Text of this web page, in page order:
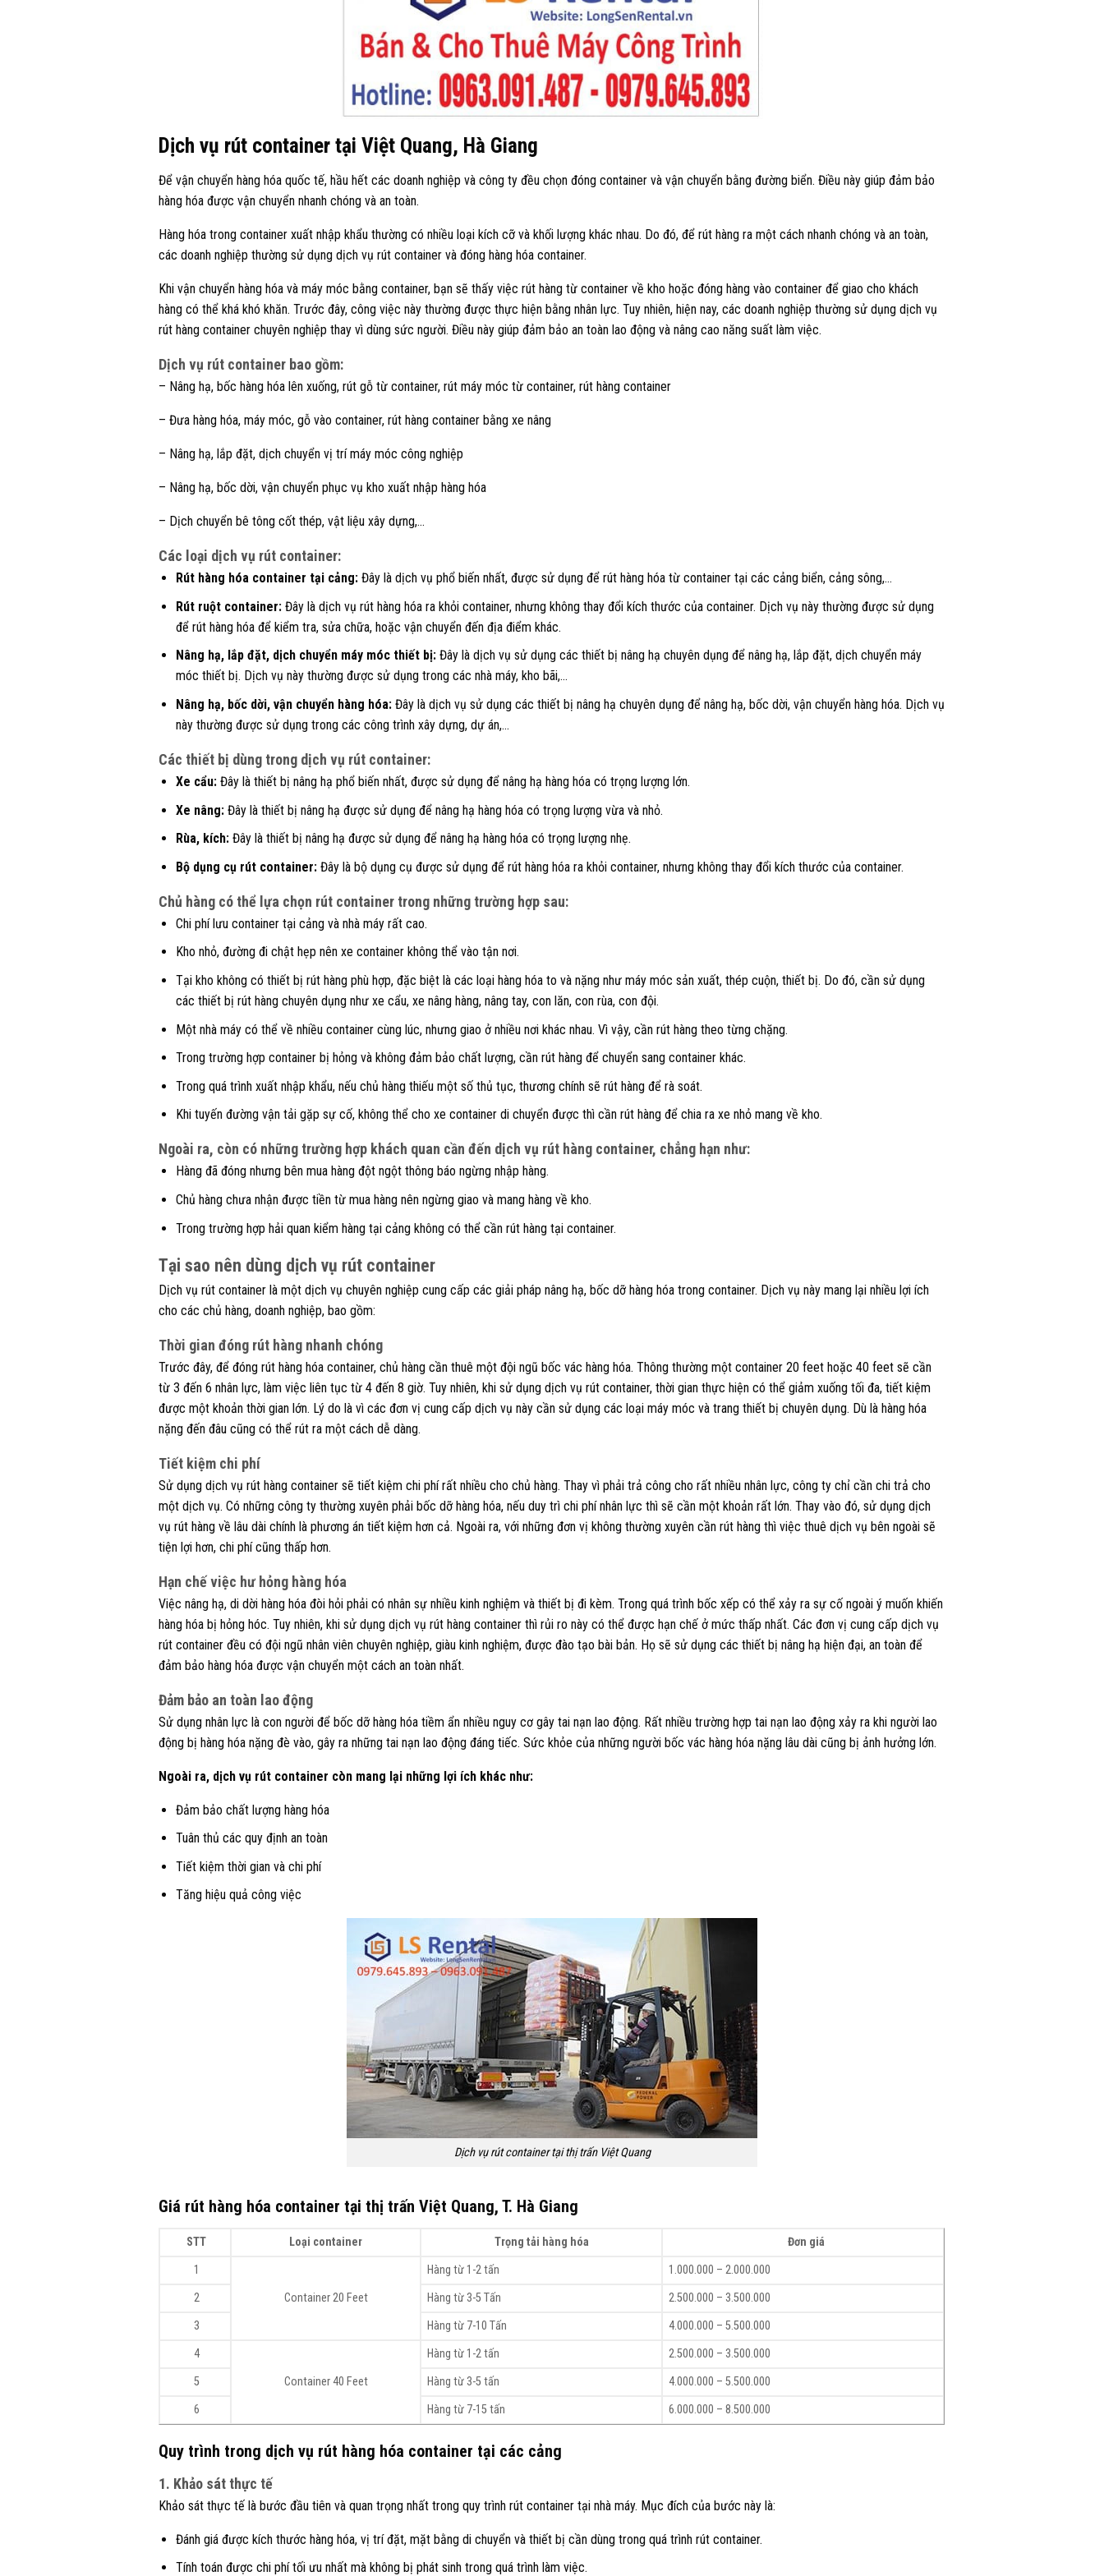
Dịch vụ rút container tại Việt Quang, Hà Giang
Để vận chuyển hàng hóa quốc tế, hầu hết các doanh nghiệp và công ty đều chọn đóng container và vận chuyển bằng đường biển. Điều này giúp đảm bảo
hàng hóa được vận chuyển nhanh chóng và an toàn.
Hàng hóa trong container xuất nhập khẩu thường có nhiều loại kích cỡ và khối lượng khác nhau. Do đó, để rút hàng ra một cách nhanh chóng và an toàn,
các doanh nghiệp thường sử dụng dịch vụ rút container và đóng hàng hóa container.
Khi vận chuyển hàng hóa và máy móc bằng container, bạn sẽ thấy việc rút hàng từ container về kho hoặc đóng hàng vào container để giao cho khách
hàng có thể khá khó khăn. Trước đây, công việc này thường được thực hiện bằng nhân lực. Tuy nhiên, hiện nay, các doanh nghiệp thường sử dụng dịch vụ
rút hàng container chuyên nghiệp thay vì dùng sức người. Điều này giúp đảm bảo an toàn lao động và nâng cao năng suất làm việc.
Dịch vụ rút container bao gồm:
– Nâng hạ, bốc hàng hóa lên xuống, rút gỗ từ container, rút máy móc từ container, rút hàng container
– Đưa hàng hóa, máy móc, gỗ vào container, rút hàng container bằng xe nâng
– Nâng hạ, lắp đặt, dịch chuyển vị trí máy móc công nghiệp
– Nâng hạ, bốc dời, vận chuyển phục vụ kho xuất nhập hàng hóa
– Dịch chuyển bê tông cốt thép, vật liệu xây dựng,…
Các loại dịch vụ rút container:
Rút hàng hóa container tại cảng: Đây là dịch vụ phổ biến nhất, được sử dụng để rút hàng hóa từ container tại các cảng biển, cảng sông,…
Rút ruột container: Đây là dịch vụ rút hàng hóa ra khỏi container, nhưng không thay đổi kích thước của container. Dịch vụ này thường được sử dụng
để rút hàng hóa để kiểm tra, sửa chữa, hoặc vận chuyển đến địa điểm khác.
Nâng hạ, lắp đặt, dịch chuyển máy móc thiết bị: Đây là dịch vụ sử dụng các thiết bị nâng hạ chuyên dụng để nâng hạ, lắp đặt, dịch chuyển máy
móc thiết bị. Dịch vụ này thường được sử dụng trong các nhà máy, kho bãi,…
Nâng hạ, bốc dời, vận chuyển hàng hóa: Đây là dịch vụ sử dụng các thiết bị nâng hạ chuyên dụng để nâng hạ, bốc dời, vận chuyển hàng hóa. Dịch vụ
này thường được sử dụng trong các công trình xây dựng, dự án,…
Các thiết bị dùng trong dịch vụ rút container:
Xe cẩu: Đây là thiết bị nâng hạ phổ biến nhất, được sử dụng để nâng hạ hàng hóa có trọng lượng lớn.
Xe nâng: Đây là thiết bị nâng hạ được sử dụng để nâng hạ hàng hóa có trọng lượng vừa và nhỏ.
Rùa, kích: Đây là thiết bị nâng hạ được sử dụng để nâng hạ hàng hóa có trọng lượng nhẹ.
Bộ dụng cụ rút container: Đây là bộ dụng cụ được sử dụng để rút hàng hóa ra khỏi container, nhưng không thay đổi kích thước của container.
Chủ hàng có thể lựa chọn rút container trong những trường hợp sau:
Chi phí lưu container tại cảng và nhà máy rất cao.
Kho nhỏ, đường đi chật hẹp nên xe container không thể vào tận nơi.
Tại kho không có thiết bị rút hàng phù hợp, đặc biệt là các loại hàng hóa to và nặng như máy móc sản xuất, thép cuộn, thiết bị. Do đó, cần sử dụng
các thiết bị rút hàng chuyên dụng như xe cẩu, xe nâng hàng, nâng tay, con lăn, con rùa, con đội.
Một nhà máy có thể về nhiều container cùng lúc, nhưng giao ở nhiều nơi khác nhau. Vì vậy, cần rút hàng theo từng chặng.
Trong trường hợp container bị hỏng và không đảm bảo chất lượng, cần rút hàng để chuyển sang container khác.
Trong quá trình xuất nhập khẩu, nếu chủ hàng thiếu một số thủ tục, thương chính sẽ rút hàng để rà soát.
Khi tuyến đường vận tải gặp sự cố, không thể cho xe container di chuyển được thì cần rút hàng để chia ra xe nhỏ mang về kho.
Ngoài ra, còn có những trường hợp khách quan cần đến dịch vụ rút hàng container, chẳng hạn như:
Hàng đã đóng nhưng bên mua hàng đột ngột thông báo ngừng nhập hàng.
Chủ hàng chưa nhận được tiền từ mua hàng nên ngừng giao và mang hàng về kho.
Trong trường hợp hải quan kiểm hàng tại cảng không có thể cần rút hàng tại container.
Tại sao nên dùng dịch vụ rút container
Dịch vụ rút container là một dịch vụ chuyên nghiệp cung cấp các giải pháp nâng hạ, bốc dỡ hàng hóa trong container. Dịch vụ này mang lại nhiều lợi ích
cho các chủ hàng, doanh nghiệp, bao gồm:
Thời gian đóng rút hàng nhanh chóng
Trước đây, để đóng rút hàng hóa container, chủ hàng cần thuê một đội ngũ bốc vác hàng hóa. Thông thường một container 20 feet hoặc 40 feet sẽ cần
từ 3 đến 6 nhân lực, làm việc liên tục từ 4 đến 8 giờ. Tuy nhiên, khi sử dụng dịch vụ rút container, thời gian thực hiện có thể giảm xuống tối đa, tiết kiệm
được một khoản thời gian lớn. Lý do là vì các đơn vị cung cấp dịch vụ này cần sử dụng các loại máy móc và trang thiết bị chuyên dụng. Dù là hàng hóa
nặng đến đâu cũng có thể rút ra một cách dễ dàng.
Tiết kiệm chi phí
Sử dụng dịch vụ rút hàng container sẽ tiết kiệm chi phí rất nhiều cho chủ hàng. Thay vì phải trả công cho rất nhiều nhân lực,công ty chỉ cần chi trả cho
một dịch vụ. Có những công ty thường xuyên phải bốc dỡ hàng hóa, nếu duy trì chi phí nhân lực thì sẽ cần một khoản rất lớn. Thay vào đó, sử dụng dịch
vụ rút hàng về lâu dài chính là phương án tiết kiệm hơn cả. Ngoài ra, với những đơn vị không thường xuyên cần rút hàng thì việc thuê dịch vụ bên ngoài sẽ
tiện lợi hơn, chi phí cũng thấp hơn.
Hạn chế việc hư hỏng hàng hóa
Việc nâng hạ, di dời hàng hóa đòi hỏi phải có nhân sự nhiều kinh nghiệm và thiết bị đi kèm. Trong quá trình bốc xếp có thể xảy ra sự cố ngoài ý muốn khiến
hàng hóa bị hỏng hóc. Tuy nhiên, khi sử dụng dịch vụ rút hàng container thì rủi ro này có thể được hạn chế ở mức thấp nhất. Các đơn vị cung cấp dịch vụ
rút container đều có đội ngũ nhân viên chuyên nghiệp, giàu kinh nghiệm, được đào tạo bài bản. Họ sẽ sử dụng các thiết bị nâng hạ hiện đại, an toàn để
đảm bảo hàng hóa được vận chuyển một cách an toàn nhất.
Đảm bảo an toàn lao động
Sử dụng nhân lực là con người để bốc dỡ hàng hóa tiềm ẩn nhiều nguy cơ gây tai nạn lao động. Rất nhiều trường hợp tai nạn lao động xảy ra khi người lao
động bị hàng hóa nặng đè vào, gây ra những tai nạn lao động đáng tiếc. Sức khỏe của những người bốc vác hàng hóa nặng lâu dài cũng bị ảnh hưởng lớn.
Ngoài ra, dịch vụ rút container còn mang lại những lợi ích khác như:
Đảm bảo chất lượng hàng hóa
Tuân thủ các quy định an toàn
Tiết kiệm thời gian và chi phí
Tăng hiệu quả công việc
Dịch vụ rút container tại thị trấn Việt Quang
Giá rút hàng hóa container tại thị trấn Việt Quang, T. Hà Giang
STT Loại container Trọng tải hàng hóa
Đơn giá
1
Container 20 Feet
Hàng từ 1-2 tấn
1.000.000 – 2.000.000
2
Hàng từ 3-5 Tấn
2.500.000 – 3.500.000
3
Hàng từ 7-10 Tấn
4.000.000 – 5.500.000
4
Container 40 Feet
Hàng từ 1-2 tấn
2.500.000 – 3.500.000
5
Hàng từ 3-5 tấn
4.000.000 – 5.500.000
6
Hàng từ 7-15 tấn 6.000.000 – 8.500.000
Quy trình trong dịch vụ rút hàng hóa container tại các cảng
1. Khảo sát thực tế
Khảo sát thực tế là bước đầu tiên và quan trọng nhất trong quy trình rút container tại nhà máy. Mục đích của bước này là:
Đánh giá được kích thước hàng hóa, vị trí đặt, mặt bằng di chuyển và thiết bị cần dùng trong quá trình rút container.
Tính toán được chi phí tối ưu nhất mà không bị phát sinh trong quá trình làm việc.